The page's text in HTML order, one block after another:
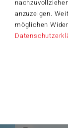
anzuzeigen.
möglichen
Der
Jetzt
Bleiben Sie auf
Themen rund um
Service-
Ich möchte den